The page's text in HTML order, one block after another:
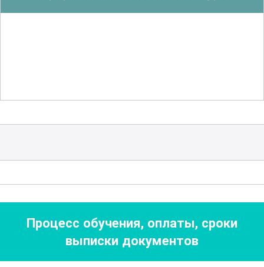
эффективность. В ходе курса будет
Участники смогут узнать о
преимуществах и недостатках каждого
вида, а также об их применении в
зависимости от типа колбасного
изделия.
Процесс обучения, оплаты, сроки
выписки документов